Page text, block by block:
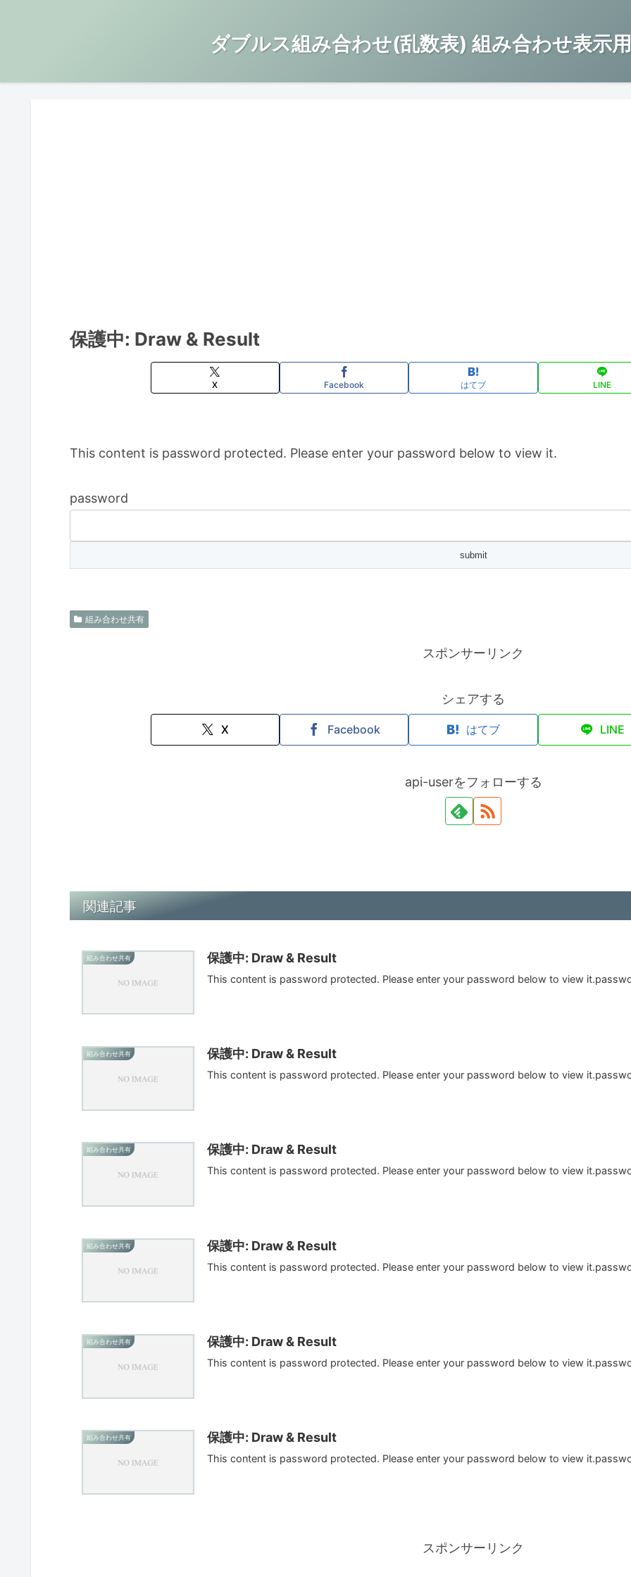
ダブルス組み合わせ(乱数表) 組み合わせ表示
保護中: Draw & Result
X Facebook はてブ LINE
This content is password protected. Please enter your password below to view it.
password
組み合わせ共有
スポンサーリンク
シェアする
X Facebook はてブ LINE
api-userをフォローする
関連記事
組み合わせ共有 保護中: Draw & Result
This content is password protected. Please enter your password below to view
組み合わせ共有 保護中: Draw & Result
This content is password protected. Please enter your password below to view
組み合わせ共有 保護中: Draw & Result
This content is password protected. Please enter your password below to view
組み合わせ共有 保護中: Draw & Result
This content is password protected. Please enter your password below to view
組み合わせ共有 保護中: Draw & Result
This content is password protected. Please enter your password below to view
組み合わせ共有 保護中: Draw & Result
This content is password protected. Please enter your password below to view
スポンサーリンク